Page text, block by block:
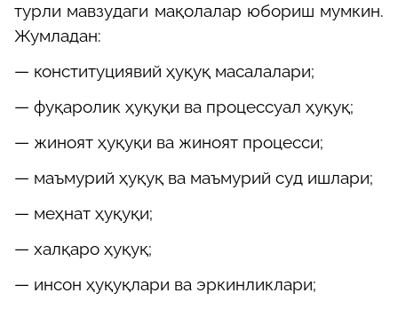
турли мавзудаги мақолалар юбориш мумкин.
Жумладан:
— конституциявий ҳуқуқ масалалари;
— фуқаролик ҳуқуқи ва процессуал ҳуқуқ;
— жиноят ҳуқуқи ва жиноят процесси;
— маъмурий ҳуқуқ ва маъмурий суд ишлари;
— меҳнат ҳуқуқи;
— халқаро ҳуқуқ;
— инсон ҳуқуқлари ва эркинликлари;